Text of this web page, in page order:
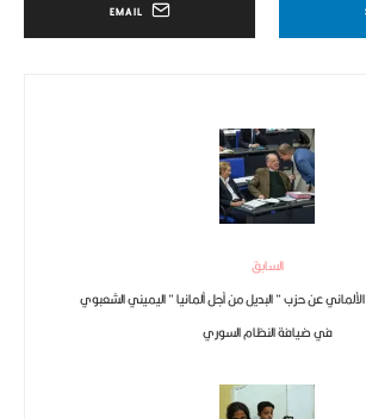
EMAIL
السابق
عن حزب ” البديل من أجل ألمانيا ” اليميني الشعبوي
في ضيافة النظام السوري